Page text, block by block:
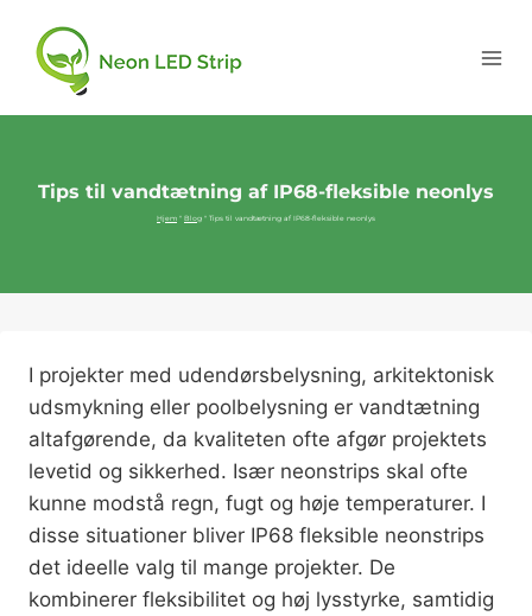
Tips til vandtætning af IP68-fleksible neonlys
Hjem " Blog " Tips til vandtætning af IP68-fleksible neonlys
I projekter med udendørsbelysning, arkitektonisk
udsmykning eller poolbelysning er vandtætning
altafgørende, da kvaliteten ofte afgør projektets
levetid og sikkerhed. Især neonstrips skal ofte
kunne modstå regn, fugt og høje temperaturer. I
disse situationer bliver IP68 fleksible neonstrips
det ideelle valg til mange projekter. De
kombinerer fleksibilitet og høj lysstyrke, samtidig